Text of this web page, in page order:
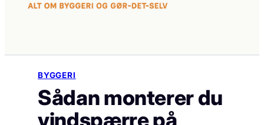
BYGGERI
Sådan monterer du
vindspærre på